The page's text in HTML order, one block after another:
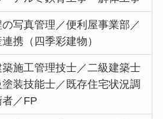
写真管理／便利屋事業部／
携（四季彩建物）
施工管理技士／二級建築士
塗装技能士／既存住宅状況調
／FP